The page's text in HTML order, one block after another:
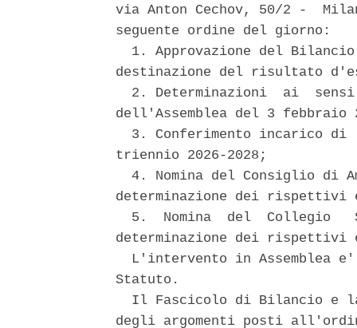
via Anton Cechov, 50/2 -
seguente ordine del giorno:
1. Approvazione del
destinazione del risultato
2. Determinazioni  ai
dell'Assemblea del 3 febbraio
3. Conferimento incarico di
triennio 2026-2028;
4. Nomina del Consiglio di
determinazione dei rispettivi
5.  Nomina  del  Collegio
determinazione dei rispettivi
L'intervento in Assemblea
Statuto.
Il Fascicolo di Bilancio e
degli argomenti posti